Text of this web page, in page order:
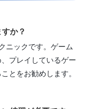
か？
ニックです。ゲーム
プレイしているゲー
とをお勧めします。